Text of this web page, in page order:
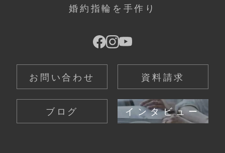
婚約指輪を手作り
お問い合わせ 資料請求
ブログ インタビュー